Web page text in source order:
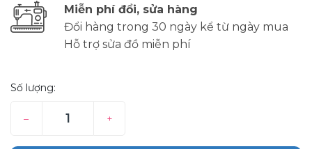
Miễn phí đổi, sửa hàng
Đổi hàng trong 30 ngày kể từ ngày mua
Hỗ trợ sửa đồ miễn phí
Số lượng:
– +